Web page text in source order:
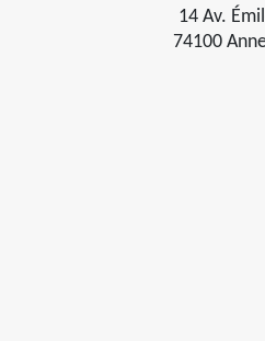
14 Av.
74100